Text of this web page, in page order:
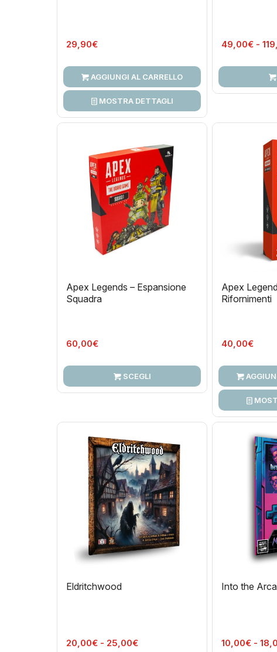
29,90€
AGGIUNGI AL CARRELLO
MOSTRA DETTAGLI
49,00€ -
Apex Legends – Espansione
Squadra
60,00€
SCEGLI
Apex
Rifornimenti
40,00€
Eldritchwood
20,00€ - 25,00€Fascia
Into the
10,00€ -